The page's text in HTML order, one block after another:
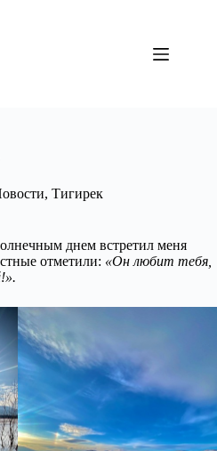
, Тигирек
днем встретил меня
отметили: «Он любит тебя,